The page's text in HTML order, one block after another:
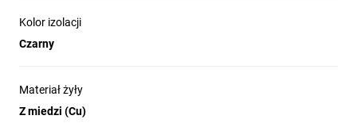
chemikalia; nie jest bezhalogenowy (EN 50267-2-2) i nie
wykazuje niskiej emisji dymu (EN 61034-2).
Kolor izolacji
Czarny
Materiał żyły
Z miedzi (Cu)